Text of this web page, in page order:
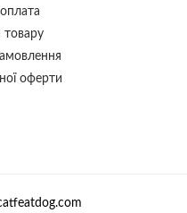
товару
оферти